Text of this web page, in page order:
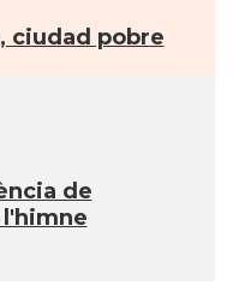
KETTERING
ciudad pobre
de